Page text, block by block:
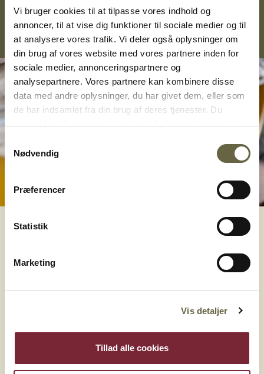
Vi bruger cookies til at tilpasse vores indhold og
annoncer, til at vise dig funktioner til sociale medier og til
at analysere vores trafik. Vi deler også oplysninger om
din brug af vores website med vores partnere inden for
sociale medier, annonceringspartnere og
analysepartnere. Vores partnere kan kombinere disse
data med andre oplysninger, du har givet dem, eller som
de har indsamlet fra din brug af deres tjenester. Du
samtykker til vores cookies, hvis du fortsætter med at
anvendes på ostogko.dk og ændre dit samtykke
her
Nødvendig
Præferencer
Statistik
Marketing
Vis detaljer
Tillad alle cookies
ledsager til ostebordet. Den klarer alt! Prøv den.
Surt show
For bare 20 år siden var variationen på de danske
ølhylder stadig meget begrænset. Vi var nået forbi
dag er ølafdelingen i ethvert velassorteret
supermarked et rent slaraffenland af humledrik i
utallige subgenrer. Én af de nyere er de såkaldte